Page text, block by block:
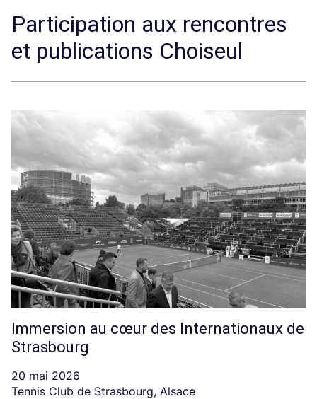
Participation aux rencontres
et publications Choiseul
Immersion au cœur des Internationaux de
Strasbourg
20 mai 2026
Tennis Club de Strasbourg, Alsace